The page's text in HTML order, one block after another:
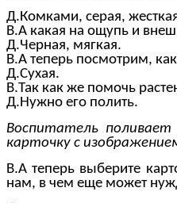
Д.Комками, серая,
В.А какая на ощупь и
Д.Черная, мягкая.
В.А теперь посмотрим,
Д.Сухая.
В.Так как же помочь
Д.Нужно его полить.
Воспитатель
карточку с
В.А теперь выберите
нам, в чем еще может